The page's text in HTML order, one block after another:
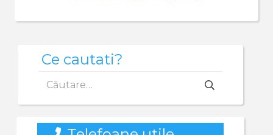
Ce cautati?
după: